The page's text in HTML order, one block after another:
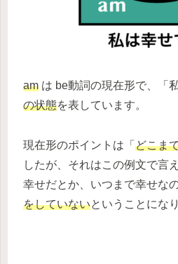
am は be動詞の現在形で、「
の状態を表しています。
現在形のポイントは「 どこま
したが、それはこの例文で言
幸せだとか、いつまで幸せな
をしていないということにな